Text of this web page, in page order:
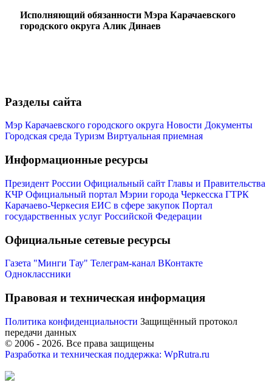
Исполняющий обязанности Мэра Карачаевского
городского округа Алик Динаев
Разделы сайта
Мэр Карачаевского городского округа Новости Документы
Городская среда Туризм Виртуальная приемная
Информационные ресурсы
Президент России Официальный сайт Главы и Правительства
КЧР Официальный портал Мэрии города Черкесска ГТРК
Карачаево-Черкесия ЕИС в сфере закупок Портал
государственных услуг Российской Федерации
Официальные сетевые ресурсы
Газета "Минги Тау" Телеграм-канал ВКонтакте
Одноклассники
Правовая и техническая информация
Политика конфиденциальности Защищённый протокол
передачи данных
© 2006 - 2026. Все права защищены
Разработка и техническая поддержка: WpRutra.ru
Мэр